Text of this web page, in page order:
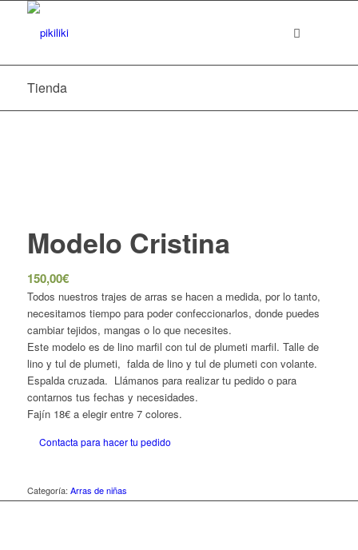
Tienda
Modelo Cristina
150,00€
Todos nuestros trajes de arras se hacen a medida, por lo tanto,
necesitamos tiempo para poder confeccionarlos, donde puedes
cambiar tejidos, mangas o lo que necesites.
Este modelo es de lino marfil con tul de plumeti marfil. Talle de
lino y tul de plumeti, falda de lino y tul de plumeti con volante.
Espalda cruzada. Llámanos para realizar tu pedido o para
contarnos tus fechas y necesidades.
Fajín 18€ a elegir entre 7 colores.
Contacta para hacer tu pedido
Categoría: Arras de niñas